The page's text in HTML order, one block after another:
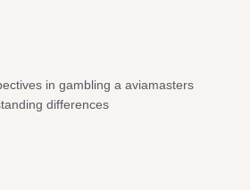
in gambling a aviamasters
differences